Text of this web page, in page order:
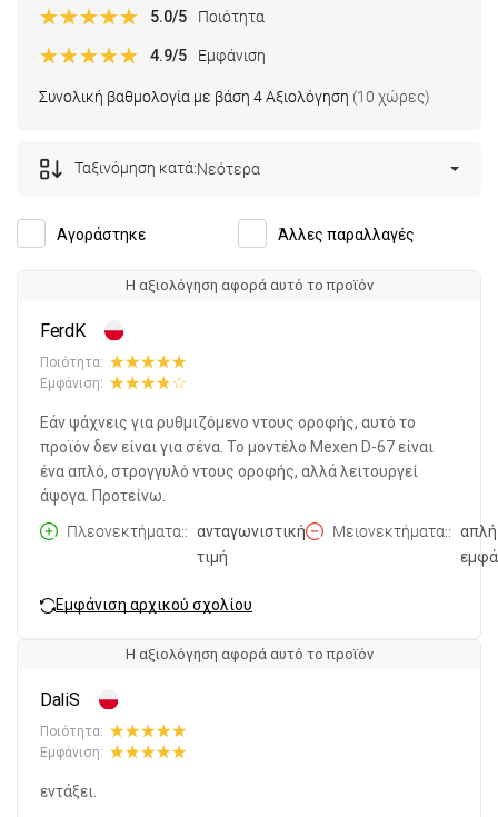
Συνολική βαθμολογία με βάση 4 Αξιολόγηση (10 χώρες)
5.0/5 Ποιότητα
4.9/5 Εμφάνιση
Αγοράστηκε Άλλες παραλλαγές
Ταξινόμηση κατά:Νεότερα
Η αξιολόγηση αφορά αυτό το προϊόν
FerdK
Ποιότητα:
Εμφάνιση:
Εάν ψάχνεις για ρυθμιζόμενο ντους οροφής, αυτό το
προϊόν δεν είναι για σένα. Το μοντέλο Mexen D-67 είναι
ένα απλό, στρογγυλό ντους οροφής, αλλά λειτουργεί
άψογα. Προτείνω.
Πλεονεκτήματα:
ανταγωνιστική
τιμή
Μειονεκτήματα:
απλή
Εμφάνιση αρχικού σχολίου
Η αξιολόγηση αφορά αυτό το προϊόν
DaliS
Ποιότητα:
Εμφάνιση:
εντάξει.